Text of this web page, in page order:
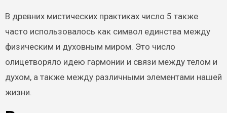
В древних мистических практиках число 5 также
часто использовалось как символ единства между
физическим и духовным миром. Это число
олицетворяло идею гармонии и связи между телом и
духом, а также между различными элементами нашей
жизни.